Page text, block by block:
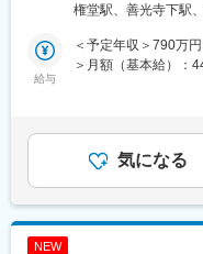
◎技術に特化したエ
当社は事業部ごとに
に応じて研究開発案
◎ご自身のご希望に
当社は設立直後から
進め挑戦をしてきま
こんな技術を「やり
られる環境です。
■業務詳細：
・ソフトウェアの要
■案件：
長野支社では名古屋
発しています。顧客
権堂駅、善光寺下駅
給与
＜予定年収＞790万
＞月額（基本給）：
詳細は前職の処遇、
昇給：年1回■賞与：
給に変更無し賃金は
上下する可能性があ
す。
気になる
NEW